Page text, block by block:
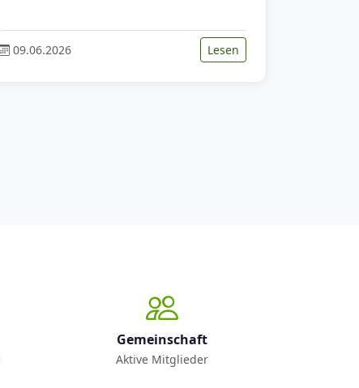
09.06.2026 Lesen
Gemeinschaft
Aktive Mitglieder